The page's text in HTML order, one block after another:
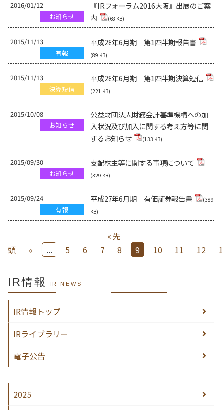
2016/01/12
お知らせ
『IRフォーラム2016大阪』出展のご案
内
(68 KB)
2015/11/13
有報
平成28年6月期 第1四半期報告書
(89 KB)
2015/11/13
決算短信
平成28年6月期 第1四半期決算短信
(221 KB)
2015/10/08
お知らせ
公益財団法人財務会計基準機構への加
入状況及び加入に関する考え方等に関
するお知らせ
(133 KB)
2015/09/30
お知らせ
支配株主等に関する事項について
(329 KB)
2015/09/24
有報
平成27年6月期 有価証券報告書
(389
KB)
« 先
頭
« ... 5 6 7 8 9 10 11 12
IR情報 IR NEWS
IR情報トップ
IRライブラリー
電子公告
2025